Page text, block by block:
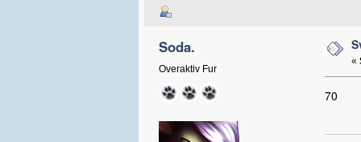
Soda.
Overaktiv Fur
«
70